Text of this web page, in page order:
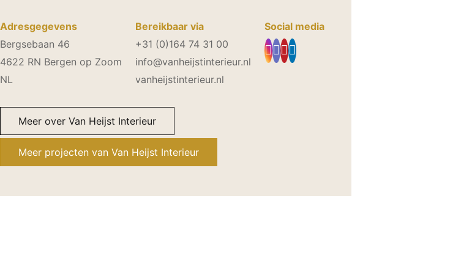
Adresgegevens
Bergsebaan 46
4622 RN Bergen op Zoom
NL
Bereikbaar via
+31 (0)164 74 31 00
info@vanheijstinterieur.nl
vanheijstinterieur.nl
Social media
Meer over Van Heijst Interieur
Meer projecten van Van Heijst Interieur